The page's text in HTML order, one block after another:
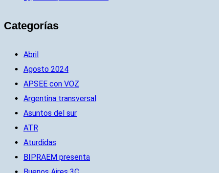
Categorías
Abril
Agosto 2024
APSEE con VOZ
Argentina transversal
Asuntos del sur
ATR
Aturdidas
BIPRAEM presenta